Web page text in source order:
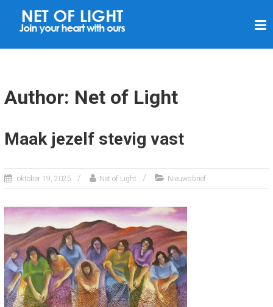
N
A
I
H
Author: Net of Light
Maak jezelf stevig vast
oktober 19, 2025 Net of Light Nieuwsbrief